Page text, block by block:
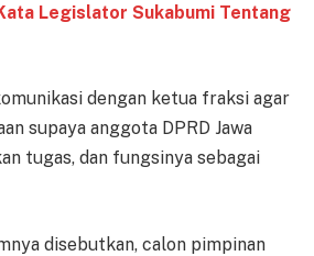
Legislator Sukabumi Tentang
dengan ketua fraksi agar
supaya anggota DPRD Jawa
tugas, dan fungsinya sebagai
disebutkan, calon pimpinan